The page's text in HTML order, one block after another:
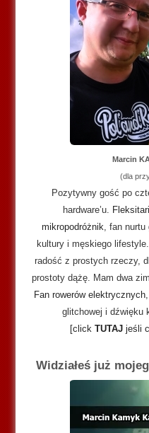
Marcin
(dla
Pozytywny gość po
hardware’u.
mikropodróżnik, fan nurtu
kultury i męskiego
radość z prostych rzeczy,
prostoty dążę. Mam dwa
Fan rowerów elektrycznych
glitchowej i dźwięku
[clickTUTAJ jeśli
Widziałeś już